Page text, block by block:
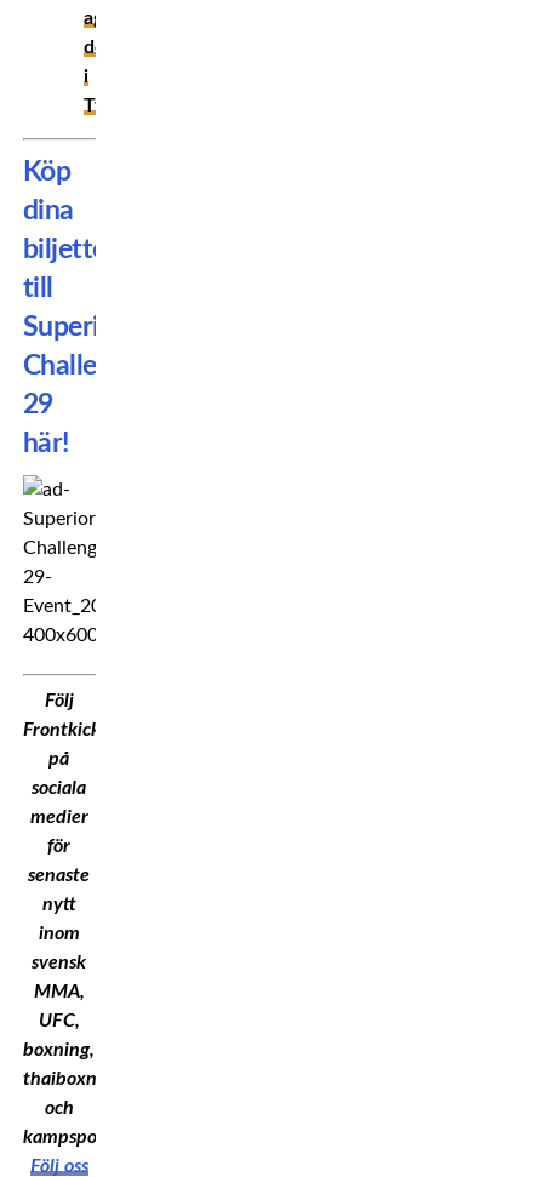
aggressiv
debut
i
Tyskland!
Köp
dina
biljetter
till
Superior
Challenge
29
här!
Följ
Frontkick.Online
på
sociala
medier
för
senaste
nytt
inom
svensk
MMA,
UFC,
boxning,
thaiboxning
och
kampsport!
Följ oss